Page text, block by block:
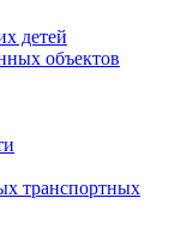
детей
объектов
транспортных